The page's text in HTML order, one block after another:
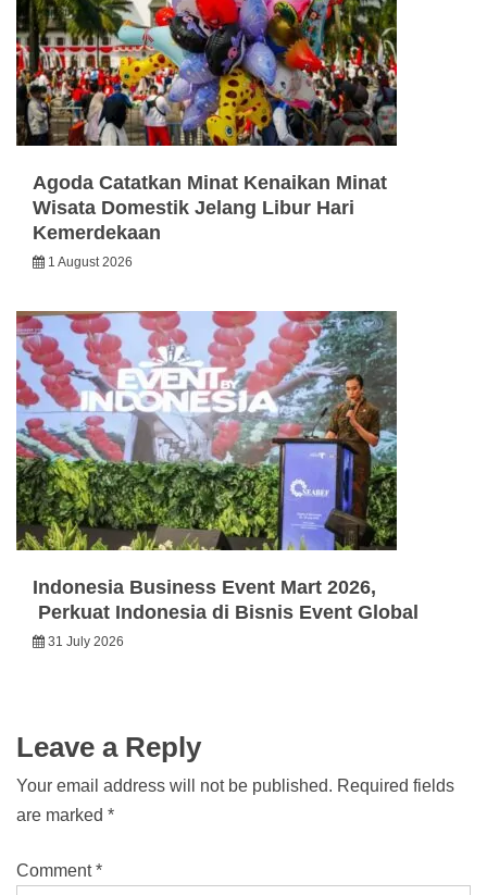
Agoda Catatkan Minat Kenaikan Minat
Wisata Domestik Jelang Libur Hari
Kemerdekaan
1 August 2026
Indonesia Business Event Mart 2026,
Perkuat Indonesia di Bisnis Event Global
31 July 2026
Leave a Reply
Your email address will not be published. Required fields
are marked *
Comment*